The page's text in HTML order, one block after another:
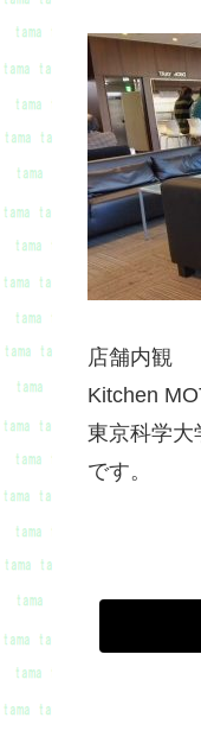
店舗内観
Kitchen
東京科学大
です。